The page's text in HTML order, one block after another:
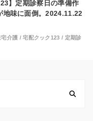
】定期診察日の準備作
地味に面倒。2024.11.22
宅介護 /宅配クック123 / 定期診